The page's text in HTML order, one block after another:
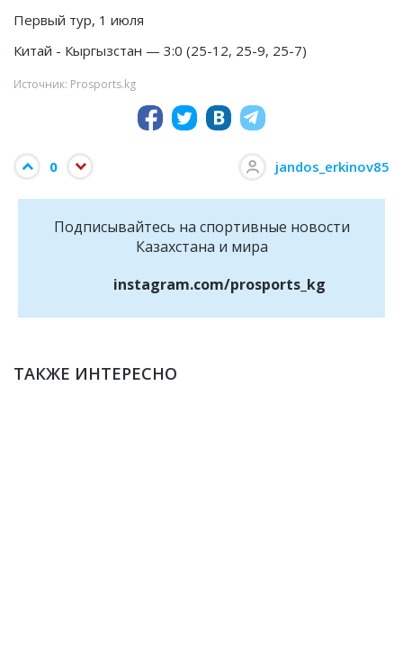
Первый тур, 1 июля
Китай - Кыргызстан — 3:0 (25-12, 25-9, 25-7)
Источник: Prosports.kg
0 jandos_erkinov85
Подписывайтесь на cпортивные новости
Казахстана и мира
instagram.com/prosports_kg
ТАКЖЕ ИНТЕРЕСНО